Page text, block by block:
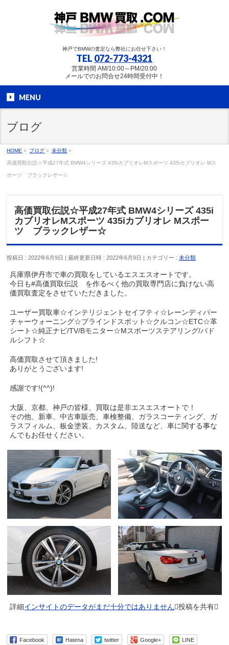
神戸でBMWの査定なら弊社にお任せ下さい！
TEL 072-773-4321
営業時間 AM/10:00～PM/20:00
メールでのお問合せ24時間受付中！
MENU
ブログ
HOME » ブログ » 未分類 »
高価買取伝説☆平成27年式 BMW4シリーズ 435iカブリオレMスポーツ 435iカブリオレ Mス
ポーツ ブラックレザー☆
高価買取伝説☆平成27年式 BMW4シリーズ 435i
カブリオレMスポーツ 435iカブリオレ Mスポー
ツ ブラックレザー☆
投稿日 : 2022年6月9日 最終更新日時 : 2022年6月9日 カテゴリー :未分類
兵庫県伊丹市で車の買取をしているエスエスオートです。
今日も#高価買取伝説 を作るべく他の買取専門店に負けない高
価買取査定をさせていただきました。
ユーザー買取車☆インテリジェントセイフティ☆レーンディパー
チャーウォーニング☆ブラインドスポット☆クルコン☆ETC☆革
シート☆純正ナビ/TV/Bモニター☆Mスポーツステアリング/パド
ルシフト☆
高価買取させて頂きました!
ありがとうございます!
感謝です!(^^)!
大阪、京都、神戸の皆様、買取は是非エスエスオートで！
その他、新車、中古車販売、車検整備、ガラスコーティング、ガ
ラスフィルム、板金塗装、カスタム、陸送など、車に関する事な
んでもお任せください。
詳細インサイトのデータがまだ十分ではありません投稿を共有
Facebook Hatena twitter Google+ LINE